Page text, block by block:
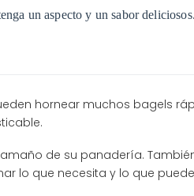
un aspecto y un sabor deliciosos.
hornear muchos bagels
de su panadería.
lo que necesita y lo que